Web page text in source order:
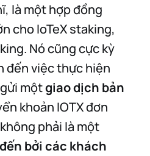
là một hợp đồng
cho IoTeX staking,
Nó cũng cực kỳ
đến việc thực hiện
mộtgiao dịch bản
khoản IOTX đơn
phải là một
bởi các khách